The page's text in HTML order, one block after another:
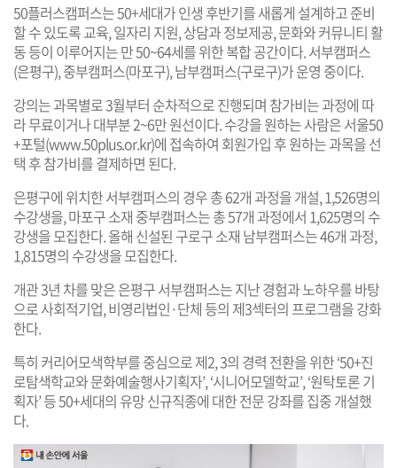
50플러스캠퍼스는 50+세대가 인생 후반기를 새롭게 설계하고 준비
할 수 있도록 교육, 일자리 지원, 상담과 정보제공, 문화와 커뮤니티 활
동 등이 이루어지는 만 50~64세를 위한 복합 공간이다. 서부캠퍼스
(은평구), 중부캠퍼스(마포구), 남부캠퍼스(구로구)가 운영 중이다.
강의는 과목별로 3월부터 순차적으로 진행되며 참가비는 과정에 따
라 무료이거나 대부분 2~6만 원선이다. 수강을 원하는 사람은 서울50
+포털(www.50plus.or.kr)에 접속하여 회원가입 후 원하는 과목을 선
택 후 참가비를 결제하면 된다.
은평구에 위치한 서부캠퍼스의 경우 총 62개 과정을 개설, 1,526명의
수강생을, 마포구 소재 중부캠퍼스는 총 57개 과정에서 1,625명의 수
강생을 모집한다. 올해 신설된 구로구 소재 남부캠퍼스는 46개 과정,
1,815명의 수강생을 모집한다.
개관 3년 차를 맞은 은평구 서부캠퍼스는 지난 경험과 노하우를 바탕
으로 사회적기업, 비영리법인·단체 등의 제3섹터의 프로그램을 강화
한다.
특히 커리어모색학부를 중심으로 제2, 3의 경력 전환을 위한 ‘50+진
로탐색학교와 문화예술행사기획자’, ‘시니어모델학교’, ‘원탁토론 기
획자’ 등 50+세대의 유망 신규직종에 대한 전문 강좌를 집중 개설했
다.